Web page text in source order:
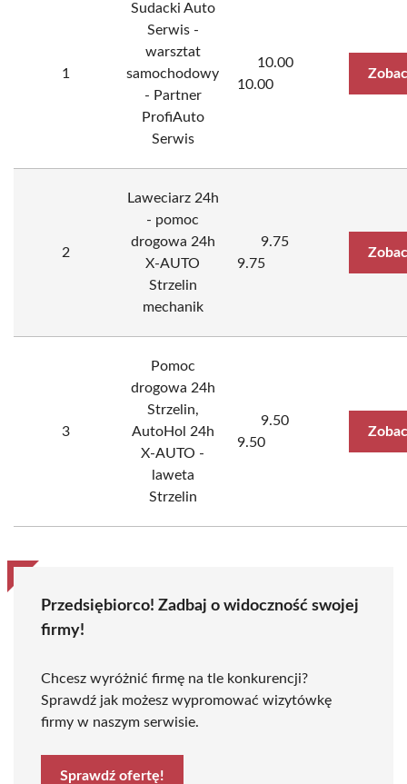
1
Sudacki Auto
Serwis -
warsztat
samochodowy
- Partner
ProfiAuto
Serwis
10.00
10.00
2
Laweciarz 24h
- pomoc
drogowa 24h
X-AUTO
Strzelin
mechanik
9.75
9.75
3
Pomoc
drogowa 24h
Strzelin,
AutoHol 24h
X-AUTO -
laweta
Strzelin
9.50
9.50
Przedsiębiorco! Zadbaj o widoczność swojej
firmy!
Chcesz wyróżnić firmę na tle konkurencji?
Sprawdź jak możesz wypromować wizytówkę
firmy w naszym serwisie.
Sprawdź ofertę!